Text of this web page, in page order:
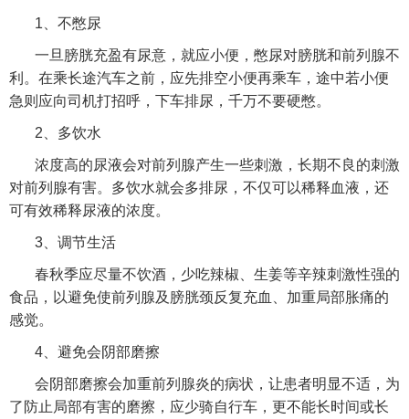
1、不憋尿
一旦膀胱充盈有尿意，就应小便，憋尿对膀胱和前列腺不
利。在乘长途汽车之前，应先排空小便再乘车，途中若小便
急则应向司机打招呼，下车排尿，千万不要硬憋。
2、多饮水
浓度高的尿液会对前列腺产生一些刺激，长期不良的刺激
对前列腺有害。多饮水就会多排尿，不仅可以稀释血液，还
可有效稀释尿液的浓度。
3、调节生活
春秋季应尽量不饮酒，少吃辣椒、生姜等辛辣刺激性强的
食品，以避免使前列腺及膀胱颈反复充血、加重局部胀痛的
感觉。
4、避免会阴部磨擦
会阴部磨擦会加重前列腺炎的病状，让患者明显不适，为
了防止局部有害的磨擦，应少骑自行车，更不能长时间或长